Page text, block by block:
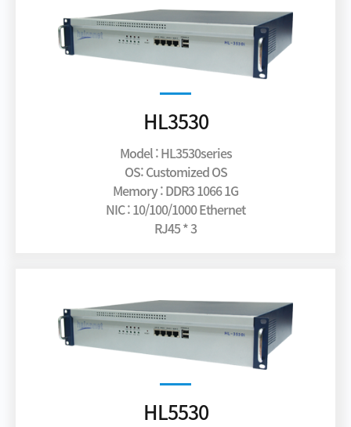
HL3530
Model : HL3530series
OS: Customized OS
Memory : DDR3 1066 1G
NIC : 10/100/1000 Ethernet
RJ45 * 3
HL5530